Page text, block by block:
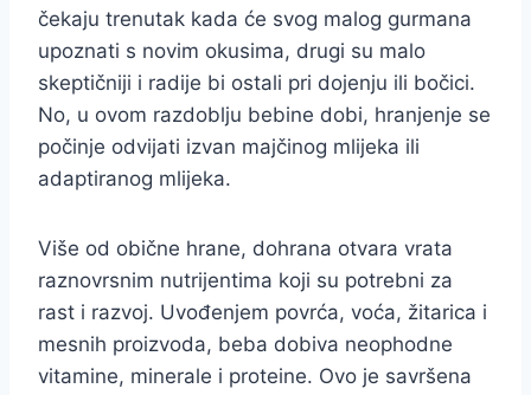
čekaju trenutak kada će svog malog gurmana
upoznati s novim okusima, drugi su malo
skeptičniji i radije bi ostali pri dojenju ili bočici.
No, u ovom razdoblju bebine dobi, hranjenje se
počinje odvijati izvan majčinog mlijeka ili
adaptiranog mlijeka.
Više od obične hrane, dohrana otvara vrata
raznovrsnim nutrijentima koji su potrebni za
rast i razvoj. Uvođenjem povrća, voća, žitarica i
mesnih proizvoda, beba dobiva neophodne
vitamine, minerale i proteine. Ovo je savršena